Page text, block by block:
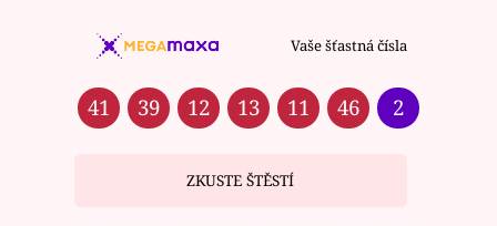
Vaše šťastná čísla
41 39 12 13 11 46 2
ZKUSTE ŠTĚSTÍ